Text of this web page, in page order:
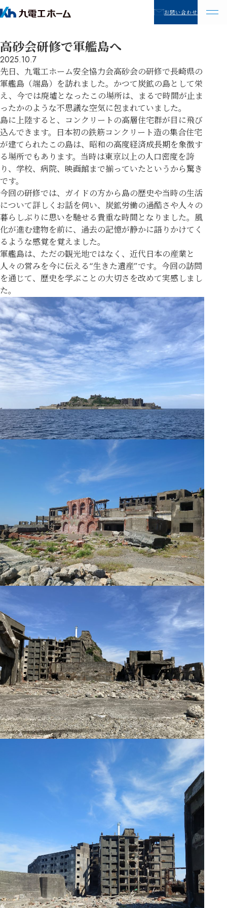
お問い合わせ
高砂会研修で軍艦島へ
2025.10.7
先日、九電工ホーム安全協力会高砂会の研修で長崎県の
軍艦島（端島）を訪れました。かつて炭鉱の島として栄
え、今では廃墟となったこの場所は、まるで時間が止ま
ったかのような不思議な空気に包まれていました。
島に上陸すると、コンクリートの高層住宅群が目に飛び
込んできます。日本初の鉄筋コンクリート造の集合住宅
が建てられたこの島は、昭和の高度経済成長期を象徴す
る場所でもあります。当時は東京以上の人口密度を誇
り、学校、病院、映画館まで揃っていたというから驚き
です。
今回の研修では、ガイドの方から島の歴史や当時の生活
について詳しくお話を伺い、炭鉱労働の過酷さや人々の
暮らしぶりに思いを馳せる貴重な時間となりました。風
化が進む建物を前に、過去の記憶が静かに語りかけてく
るような感覚を覚えました。
軍艦島は、ただの観光地ではなく、近代日本の産業と
人々の営みを今に伝える“生きた遺産”です。今回の訪問
を通じて、歴史を学ぶことの大切さを改めて実感しまし
た。